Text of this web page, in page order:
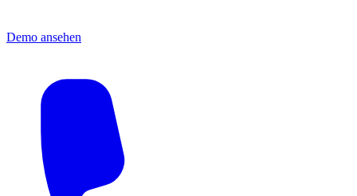
Demo ansehen